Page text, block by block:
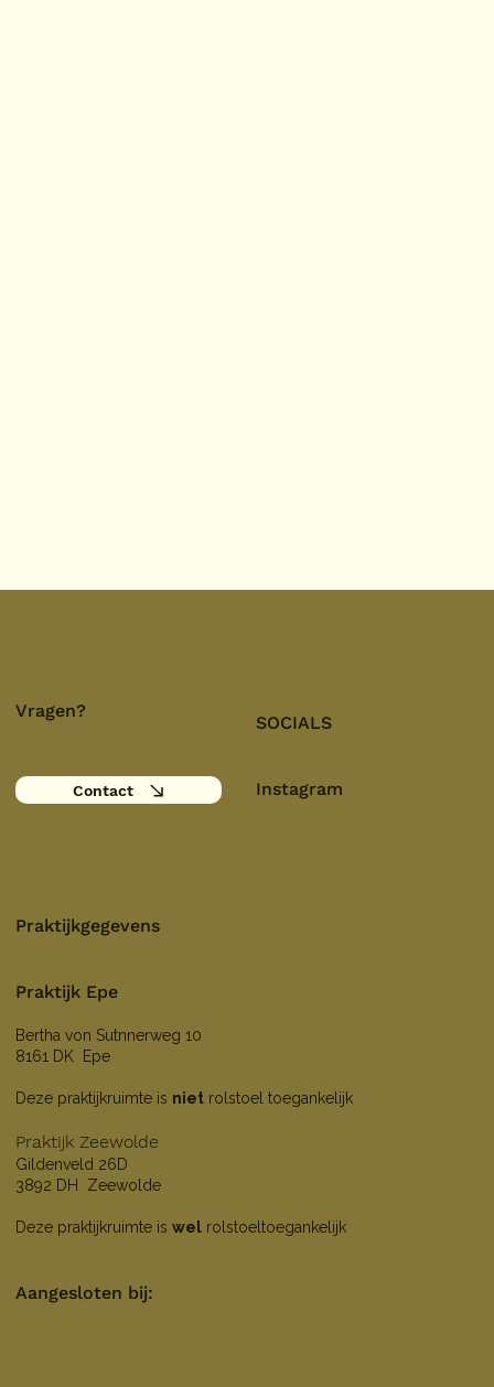
SOCIALS
Instagram
Aangesloten bij:
Vragen?
Contact
Praktijkgegevens
Praktijk Epe
Bertha von Sutnnerweg 10
8161 DK Epe
Deze praktijkruimte is nietrolstoel toegankelijk
Praktijk Zeewolde
Gildenveld 26D
3892 DH Zeewolde
Deze praktijkruimte is welrolstoeltoegankelijk